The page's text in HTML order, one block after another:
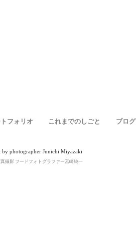
フォリオ これまでのしごと ブログ
photographer Junichi Miyazaki
撮影 フードフォトグラファー宮崎純一